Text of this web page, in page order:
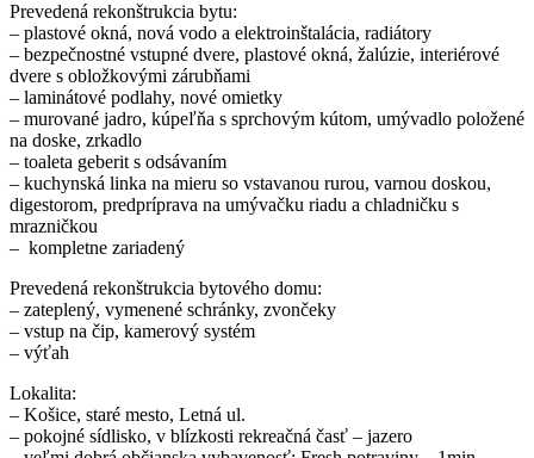
Prevedená rekonštrukcia bytu:
– plastové okná, nová vodo a elektroinštalácia, radiátory
– bezpečnostné vstupné dvere, plastové okná, žalúzie, interiérové
dvere s obložkovými zárubňami
– laminátové podlahy, nové omietky
– murované jadro, kúpeľňa s sprchovým kútom, umývadlo položené
na doske, zrkadlo
– toaleta geberit s odsávaním
– kuchynská linka na mieru so vstavanou rurou, varnou doskou,
digestorom, predpríprava na umývačku riadu a chladničku s
mrazničkou
– kompletne zariadený
Prevedená rekonštrukcia bytového domu:
– zateplený, vymenené schránky, zvončeky
– vstup na čip, kamerový systém
– výťah
Lokalita:
– Košice, staré mesto, Letná ul.
– pokojné sídlisko, v blízkosti rekreačná časť – jazero